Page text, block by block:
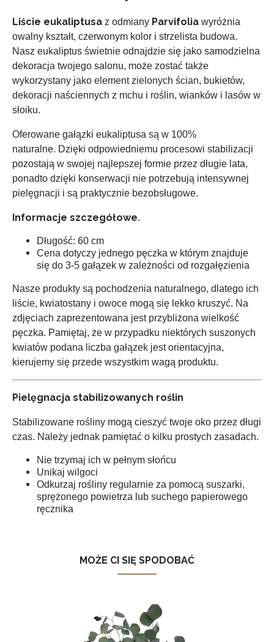
Liście eukaliptusa z odmiany Parvifolia wyróżnia
owalny kształt, czerwonym kolor i strzelista budowa.
Nasz eukaliptus świetnie odnajdzie się jako samodzielna
dekoracja twojego salonu, może zostać także
wykorzystany jako element zielonych ścian, bukietów,
dekoracji naściennych z mchu i roślin, wianków i lasów w
słoiku.
Oferowane gałązki eukaliptusa są w 100%
naturalne. Dzięki odpowiedniemu procesowi stabilizacji
pozostają w swojej najlepszej formie przez długie lata,
ponadto dzięki konserwacji nie potrzebują intensywnej
pielęgnacji i są praktycznie bezobsługowe.
Informacje szczegółowe.
Długość: 60 cm
Cena dotyczy jednego pęczka w którym znajduje
się do 3-5 gałązek w zależności od rozgałęzienia
Nasze produkty są pochodzenia naturalnego, dlatego ich
liście, kwiatostany i owoce mogą się lekko kruszyć. Na
zdjęciach zaprezentowana jest przybliżona wielkość
pęczka. Pamiętaj, że w przypadku niektórych suszonych
kwiatów podana liczba gałązek jest orientacyjna,
kierujemy się przede wszystkim wagą produktu.
Pielęgnacja stabilizowanych roślin
Stabilizowane rośliny mogą cieszyć twoje oko przez długi
czas. Należy jednak pamiętać o kilku prostych zasadach.
Nie trzymaj ich w pełnym słońcu
Unikaj wilgoci
Odkurzaj rośliny regularnie za pomocą suszarki,
sprężonego powietrza lub suchego papierowego
ręcznika
MOŻE CI SIĘ SPODOBAĆ